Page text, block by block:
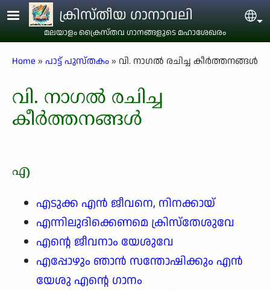
Skip to main contentക്രിസ്തീയ ഗാനാവലി
മലയാളം ക്രൈസ്തവ ഗാനങ്ങളുടെ മഹാശേഖരം
Breadcrumb
Home പാട്ട് പുസ്തകം വി. നാഗൽ രചിച്ച കീർത്തനങ്ങൾ
വി. നാഗൽ രചിച്ച
കീർത്തനങ്ങൾ
എ
എടുക്ക എൻ ജീവനെ, നിനക്കായ്
എന്നിലുദിക്കെണമെ ക്രിസ്തേശുവേ
എന്റെ ജീവനാം യേശുവേ
എപ്പോഴും ഞാൻ സന്തോഷിക്കും എൻ
യേശു എന്റെ ഗാനം